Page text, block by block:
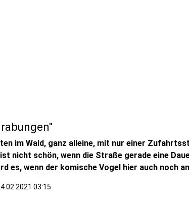
im Wald, ganz alleine, mit nur einer
nicht schön, wenn die Straße gerade eine
es, wenn der komische Vogel hier auch noch
03:15